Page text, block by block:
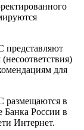
представляют
для
размещаются в
Банка России в
Интернет.